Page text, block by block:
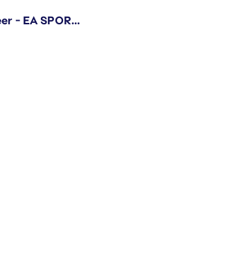
.NET Software Engineer - EA SPORTS™ FC